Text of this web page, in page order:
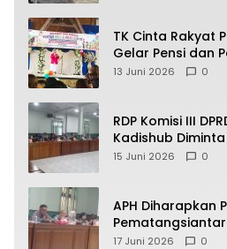
TK Cinta Rakyat
Gelar Pensi dan
13 Juni 2026 0
RDP Komisi III
Kadishub
Alasan
15 Juni 2026 0
APH Diharapkan
Kebocoran PAD
17 Juni 2026 0